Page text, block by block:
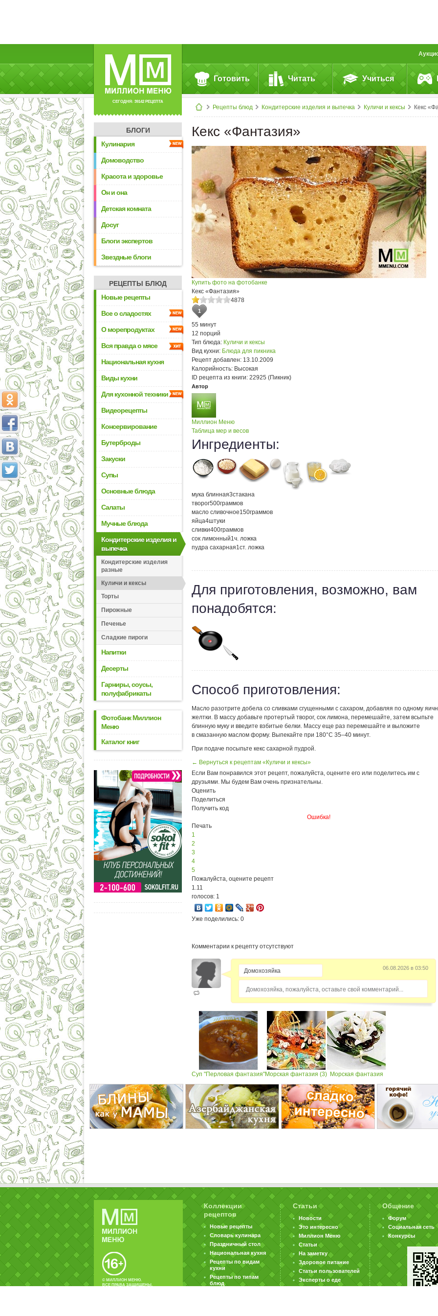
СЕГОДНЯ: 39142 РЕЦЕПТА
Готовить Читать Учиться
Рецепты блюд Кондитерские изделия и выпечка Куличи и кексы Кекс
БЛОГИ
Кулинария
Домоводство
Красота и здоровье
Он и она
Детская комната
Досуг
Блоги экспертов
Звездные блоги
РЕЦЕПТЫ БЛЮД
Новые рецепты
Все о сладостях
О морепродуктах
Вся правда о мясе
Национальная кухня
Виды кухни
Для кухонной техники
Видеорецепты
Консервирование
Бутерброды
Закуски
Супы
Основные блюда
Салаты
Мучные блюда
Кондитерские изделия и
выпечка
Кондитерские изделия
разные
Куличи и кексы
Торты
Пирожные
Печенье
Сладкие пироги
Напитки
Десерты
Гарниры, соусы,
полуфабрикаты
Фотобанк Миллион
Меню
Каталог книг
Кекс «Фантазия»
Купить фото на фотобанке
Кекс «Фантазия»
4878
1
55 минут
12 порций
Тип блюда: Куличи и кексы
Вид кухни: Блюда для пикника
Рецепт добавлен: 13.10.2009
Калорийность: Высокая
ID рецепта из книги: 22925 (Пикник)
Автор
Миллион Меню
Таблица мер и весов
Ингредиенты:
мука блинная3стакана
творог500граммов
масло сливочное150граммов
яйца4штуки
сливки400граммов
сок лимонный1ч. ложка
пудра сахарная1ст. ложка
Для приготовления, возможно, вам
понадобятся:
Способ приготовления:
Масло разотрите добела со сливками сгущенными с сахаром, добавляя по одному
желтки. В массу добавьте протертый творог, сок лимона, перемешайте, затем всыпьте
блинную муку и введите взбитые белки. Массу еще раз перемешайте и выложите
в смазанную маслом форму. Выпекайте при 180°С 35–40 минут.
При подаче посыпьте кекс сахарной пудрой.
← Вернуться к рецептам «Куличи и кексы»
Если Вам понравился этот рецепт, пожалуйста, оцените его или поделитесь им с
друзьями. Мы будем Вам очень признательны.
Оценить
Поделиться
Получить код
Ошибка!
Печать
1
2
3
4
5
Пожалуйста, оцените рецепт
1.11
голосов: 1
Уже поделились: 0
Комментарии к рецепту отсутствуют
06.08.2026 в 03:50
Домохозяйка, пожалуйста, оставьте свой комментарий...
Суп "Перловая фантазия"Морская фантазия (3) Морская фантазия
© МИЛЛИОН МЕНЮ.
ВСЕ ПРАВА ЗАЩИЩЕНЫ.
Коллекции
рецептов
Новые рецепты
Словарь кулинара
Праздничный стол
Национальная кухня
Рецепты по видам
кухни
Рецепты по типам
блюд
Статьи
Новости
Это интересно
Миллион Меню
Статьи
На заметку
Здоровое питание
Статьи пользователей
Эксперты о еде
Общение
Форум
Социальная сеть
Конкурсы